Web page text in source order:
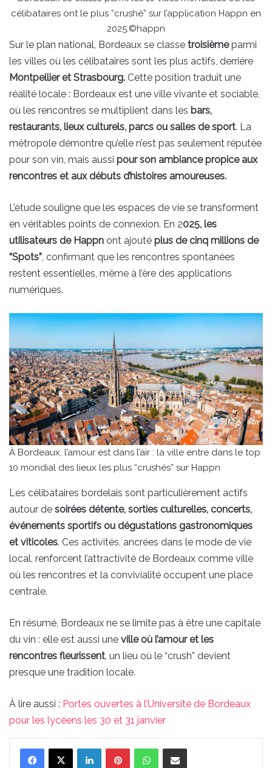
célibataires ont le plus “crushé” sur l’application Happn en
2025.©happn
Sur le plan national, Bordeaux se classe troisièmeparmi
les villes où les célibataires sont les plus actifs, derrière
Montpellier et Strasbourg. Cette position traduit une
réalité locale : Bordeaux est une ville vivante et sociable,
où les rencontres se multiplient dans les bars,
restaurants, lieux culturels, parcs ou salles de sport. La
métropole démontre qu’elle n’est pas seulement réputée
pour son vin, mais aussi pour son ambiance propice aux
rencontres et aux débuts d’histoires amoureuses.
L’étude souligne que les espaces de vie se transforment
en véritables points de connexion. En 2025, les
utilisateurs de Happn ont ajouté plus de cinq millions de
“Spots”, confirmant que les rencontres spontanées
restent essentielles, même à l’ère des applications
numériques.
À Bordeaux, l’amour est dans l’air : la ville entre dans le top
10 mondial des lieux les plus “crushés” sur Happn
Les célibataires bordelais sont particulièrement actifs
autour de soirées détente, sorties culturelles, concerts,
événements sportifs ou dégustations gastronomiques
et viticoles. Ces activités, ancrées dans le mode de vie
local, renforcent l’attractivité de Bordeaux comme ville
où les rencontres et la convivialité occupent une place
centrale.
En résumé, Bordeaux ne se limite pas à être une capitale
du vin : elle est aussi une ville où l’amour et les
rencontres fleurissent, un lieu où le “crush” devient
presque une tradition locale.
À lire aussi : Portes ouvertes à l’Université de Bordeaux
pour les lycéens les 30 et 31 janvier
LinkedinPinterestWhatsAppPartager par email